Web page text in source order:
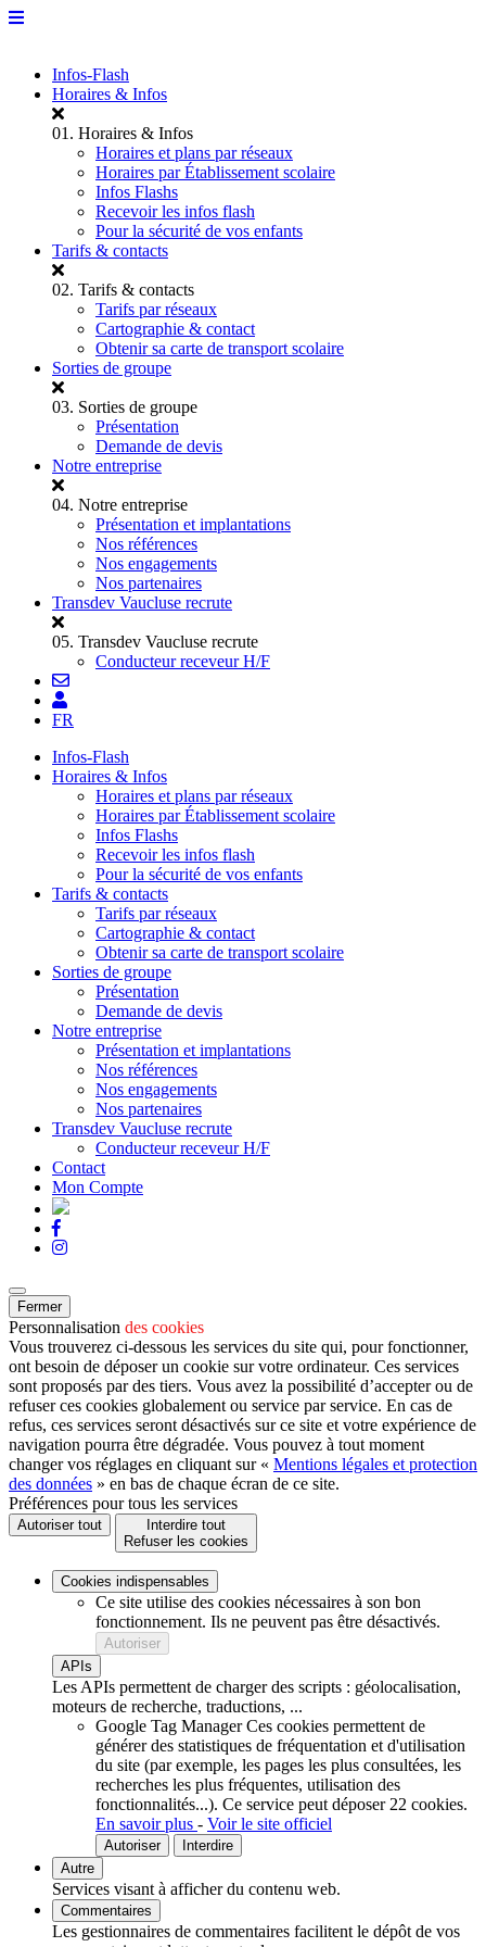
Infos-Flash
Horaires & Infos
01. Horaires & Infos
Horaires et plans par réseaux
Horaires par Établissement scolaire
Infos Flashs
Recevoir les infos flash
Pour la sécurité de vos enfants
Tarifs & contacts
02. Tarifs & contacts
Tarifs par réseaux
Cartographie & contact
Obtenir sa carte de transport scolaire
Sorties de groupe
03. Sorties de groupe
Présentation
Demande de devis
Notre entreprise
04. Notre entreprise
Présentation et implantations
Nos références
Nos engagements
Nos partenaires
Transdev Vaucluse recrute
05. Transdev Vaucluse recrute
Conducteur receveur H/F
FR
Infos-Flash
Horaires & Infos
Horaires et plans par réseaux
Horaires par Établissement scolaire
Infos Flashs
Recevoir les infos flash
Pour la sécurité de vos enfants
Tarifs & contacts
Tarifs par réseaux
Cartographie & contact
Obtenir sa carte de transport scolaire
Sorties de groupe
Présentation
Demande de devis
Notre entreprise
Présentation et implantations
Nos références
Nos engagements
Nos partenaires
Transdev Vaucluse recrute
Conducteur receveur H/F
Contact
Mon Compte
Fermer
Personnalisation des cookies
Vous trouverez ci-dessous les services du site qui, pour fonctionner,
ont besoin de déposer un cookie sur votre ordinateur. Ces services
sont proposés par des tiers. Vous avez la possibilité d’accepter ou de
refuser ces cookies globalement ou service par service. En cas de
refus, ces services seront désactivés sur ce site et votre expérience de
navigation pourra être dégradée. Vous pouvez à tout moment
changer vos réglages en cliquant sur « Mentions légales et protection
des données » en bas de chaque écran de ce site.
Préférences pour tous les services
Autoriser tout
Interdire tout
Refuser les cookies
Cookies indispensables
Ce site utilise des cookies nécessaires à son bon
fonctionnement. Ils ne peuvent pas être désactivés.
Autoriser
APIs
Les APIs permettent de charger des scripts : géolocalisation,
moteurs de recherche, traductions, ...
Google Tag Manager Ces cookies permettent de
générer des statistiques de fréquentation et d'utilisation
du site (par exemple, les pages les plus consultées, les
recherches les plus fréquentes, utilisation des
fonctionnalités...). Ce service peut déposer 22 cookies.
En savoir plus - Voir le site officiel
Autoriser
Interdire
Autre
Services visant à afficher du contenu web.
Commentaires
Les gestionnaires de commentaires facilitent le dépôt de vos